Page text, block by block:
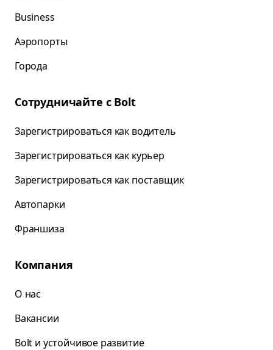
Business
Аэропорты
Города
Сотрудничайте с Bolt
Зарегистрироваться как водитель
Зарегистрироваться как курьер
Зарегистрироваться как поставщик
Автопарки
Франшиза
Компания
О нас
Вакансии
Bolt и устойчивое развитие